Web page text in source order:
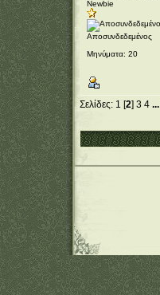
Newbie
Αποσυνδεδεμένος
Μηνύματα: 20
Σελίδες: 1 [2] 3 4 ...